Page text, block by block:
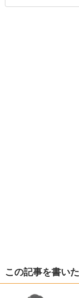
この記事を書い